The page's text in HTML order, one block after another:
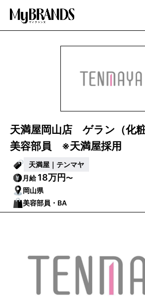
天満屋岡山店 ゲラン（化粧
美容部員 ※天満屋採用
天満屋｜テンマヤ
月給18万円〜
岡山県
美容部員・BA